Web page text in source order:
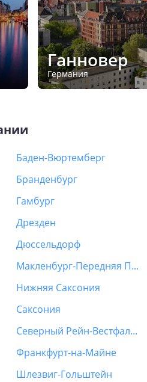
Ганновер
Германия
Баден-Вюртемберг
Бранденбург
Гамбург
Дрезден
Дюссельдорф
Макленбург-Передняя Померания
Нижняя Саксония
Саксония
Северный Рейн-Вестфалия
Франкфурт-на-Майне
Шлезвиг-Гольштейн